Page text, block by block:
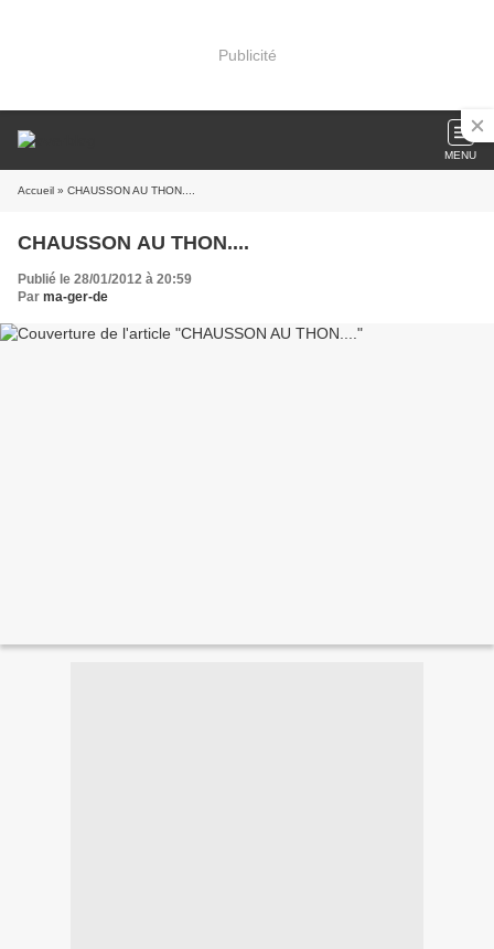
Publicité
MENU
Accueil » CHAUSSON AU THON....
CHAUSSON AU THON....
Publié le 28/01/2012 à 20:59
Par ma-ger-de